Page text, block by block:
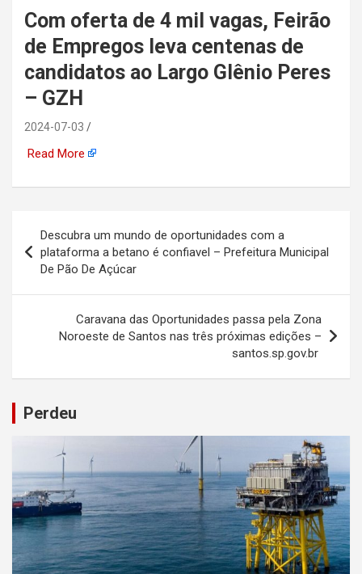
automotiva, mineração,
indústria naval, etc
Com oferta de 4 mil vagas, Feirão
de Empregos leva centenas de
candidatos ao Largo Glênio Peres
– GZH
2024-07-03
Read More
de
Post
Descubra um mundo de oportunidades com a
plataforma a betano é confiavel – Prefeitura Municipal
De Pão De Açúcar
Caravana das Oportunidades passa pela Zona
Noroeste de Santos nas três próximas edições –
santos.sp.gov.br
Perdeu